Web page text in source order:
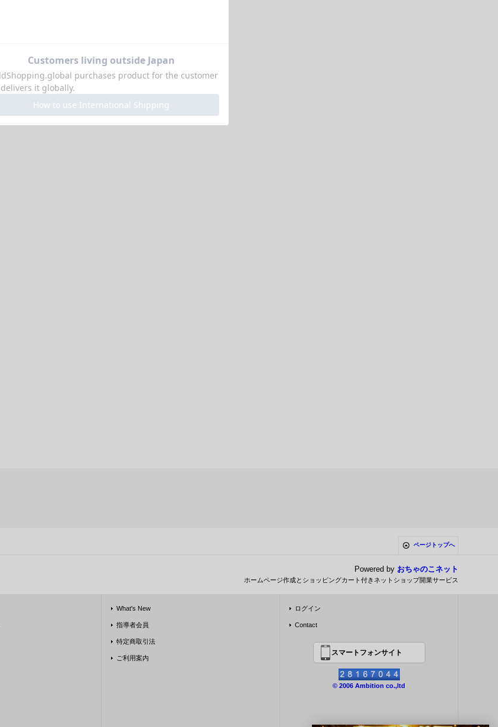
ページトップへ
Powered by おちゃのこネット
ホームページ作成とショッピングカート付きネットショップ開業サービス
What's New
指導者会員
特定商取引法
ご利用案内
ログイン
Contact
スマートフォンサイト
© 2006 Ambition co.,ltd